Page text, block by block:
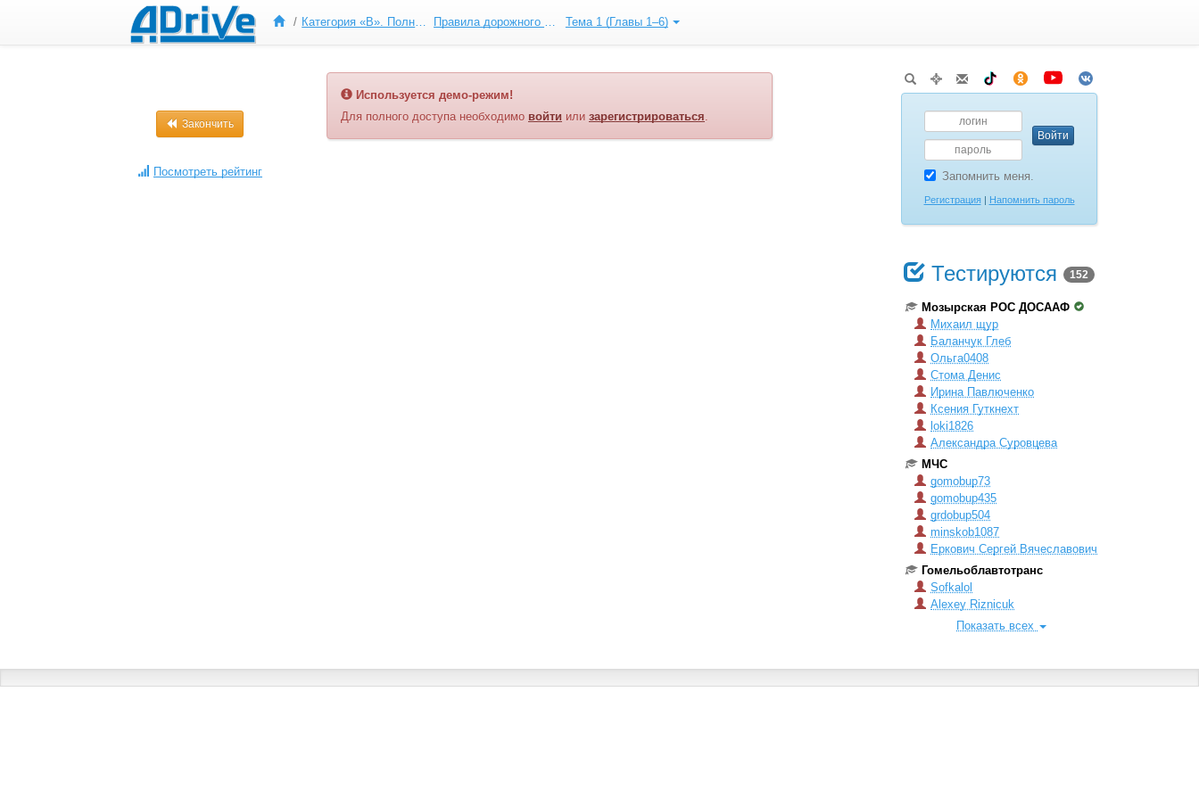
Категория «B». Полный курс ПДД Правила дорожного движения Тема 1 (Главы 1–6)
Закончить
Посмотреть рейтинг
Используется демо-режим!
Для полного доступа необходимо войти или зарегистрироваться.
Запомнить меня.
Регистрация| Напомнить пароль
Тестируются 152
Мозырская РОС ДОСААФ
Михаил щур
Баланчук Глеб
Ольга0408
Стома Денис
Ирина Павлюченко
Ксения Гуткнехт
loki1826
Александра Суровцева
МЧС
gomobup73
gomobup435
grdobup504
minskob1087
Еркович Сергей Вячеславович
Гомельоблавтотранс
Sofkalol
Alexey Riznicuk
Показать всех